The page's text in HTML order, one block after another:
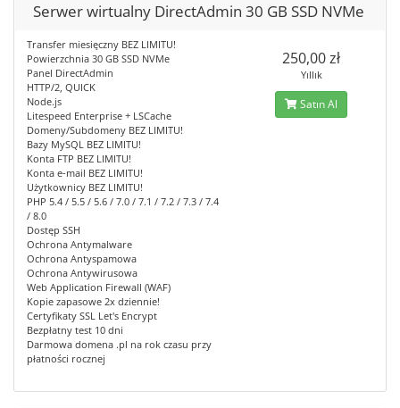
Serwer wirtualny DirectAdmin 30 GB SSD NVMe
Transfer miesięczny BEZ LIMITU!
Powierzchnia 30 GB SSD NVMe
Panel DirectAdmin
HTTP/2, QUICK
Node.js
Litespeed Enterprise + LSCache
Domeny/Subdomeny BEZ LIMITU!
Bazy MySQL BEZ LIMITU!
Konta FTP BEZ LIMITU!
Konta e-mail BEZ LIMITU!
Użytkownicy BEZ LIMITU!
PHP 5.4 / 5.5 / 5.6 / 7.0 / 7.1 / 7.2 / 7.3 / 7.4
/ 8.0
Dostęp SSH
Ochrona Antymalware
Ochrona Antyspamowa
Ochrona Antywirusowa
Web Application Firewall (WAF)
Kopie zapasowe 2x dziennie!
Certyfikaty SSL Let's Encrypt
Bezpłatny test 10 dni
Darmowa domena .pl na rok czasu przy
płatności rocznej
250,00 zł
Yıllık
Satın Al